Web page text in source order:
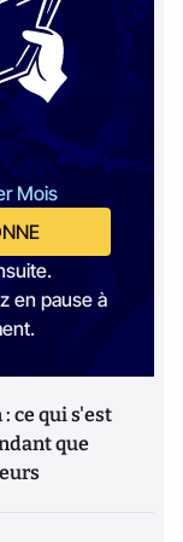
Mois
en pause à
ce qui s'est
que